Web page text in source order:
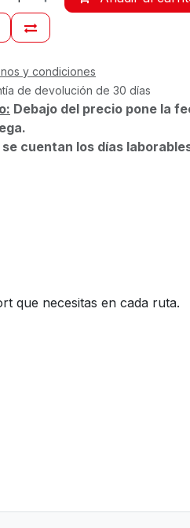
y condiciones
de devolución de 30 días
Debajo del precio pone la
se cuentan los días
que necesitas en cada ruta.